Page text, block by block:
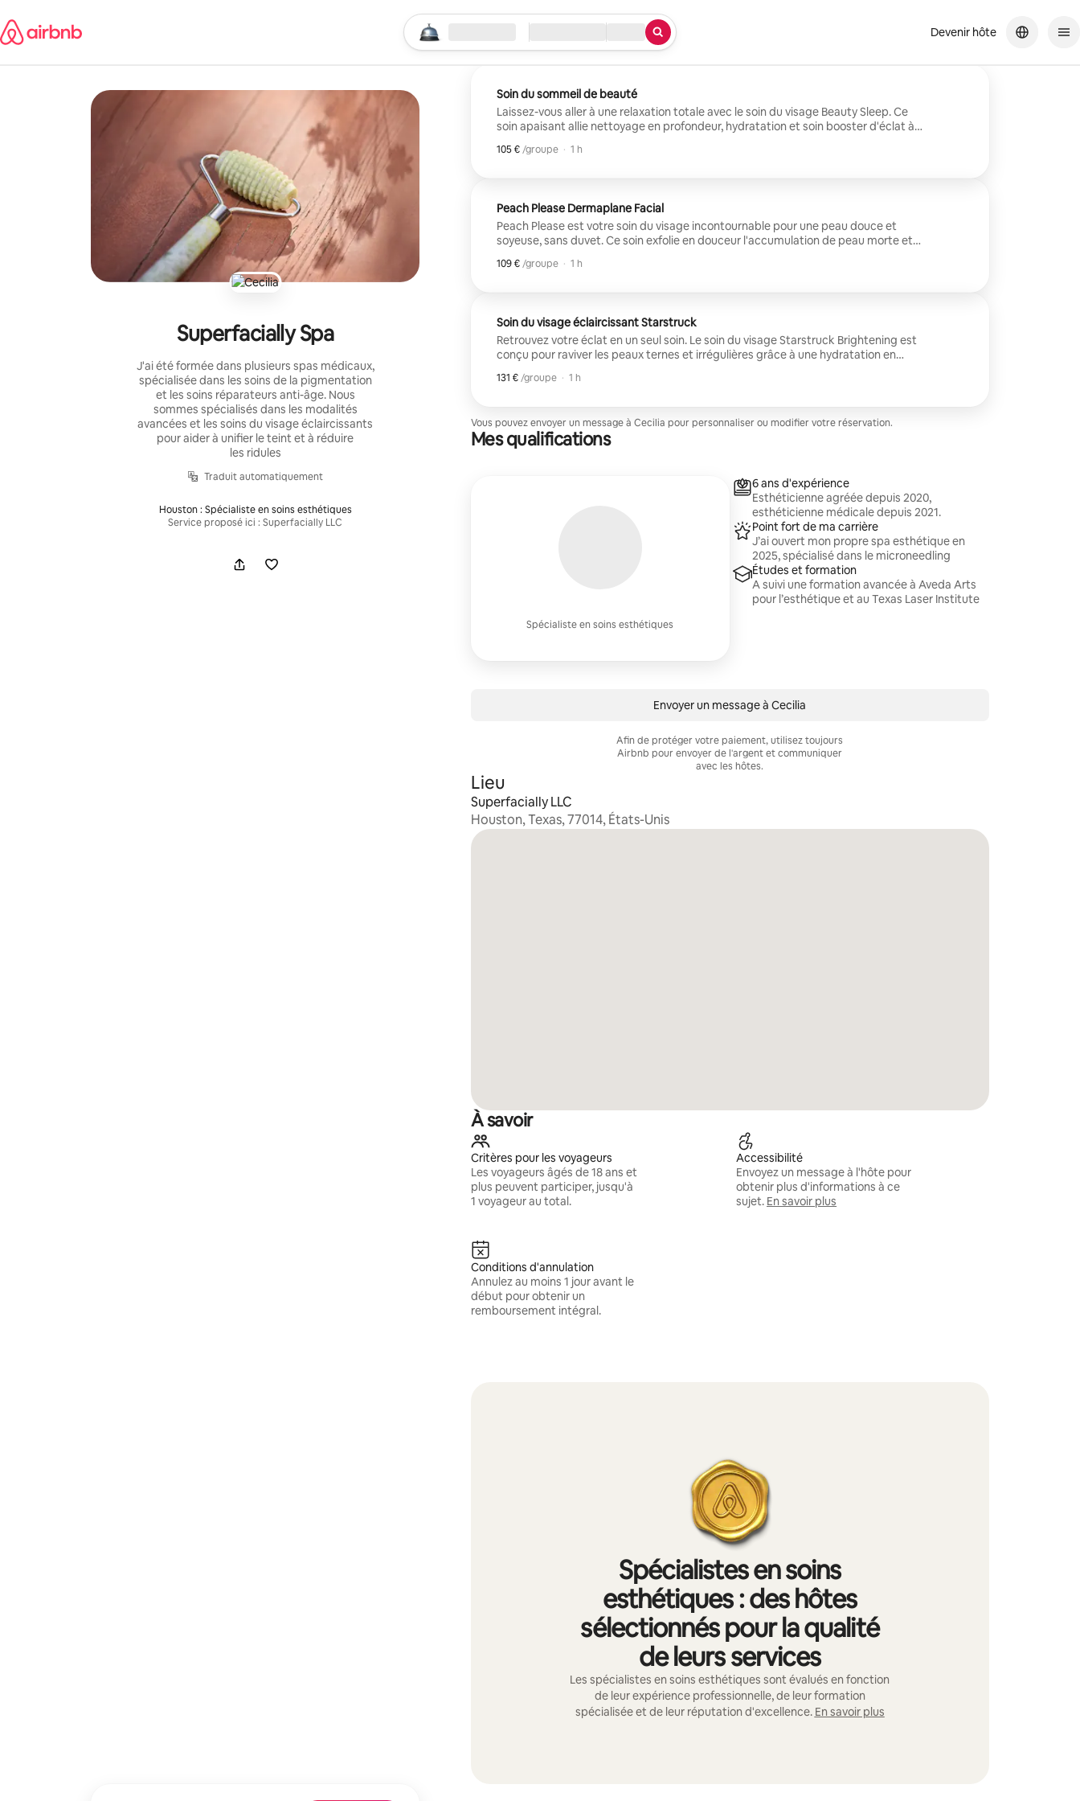
directement
au
Commencez votre recherche
Destination Arrivée/Départ Type de service Devenir hôte
Superfacially Spa
J'ai été formée dans plusieurs spas médicaux,
spécialisée dans les soins de la pigmentation
et les soins réparateurs anti-âge. Nous
sommes spécialisés dans les modalités
avancées et les soins du visage éclaircissants
pour aider à unifier le teint et à réduire
les ridules
Traduit automatiquement
Houston : Spécialiste en soins esthétiques
Service proposé ici : Superfacially LLC
Soin du sommeil de beauté
Laissez-vous aller à une relaxation totale avec le soin du visage Beauty Sleep. Ce
soin apaisant allie nettoyage en profondeur, hydratation et soin booster d'éclat à
pour faire disparaître les tensions et laisser votre peau rafraîchie et éclatante.
105 € /groupe
105 € par groupe
, · 1 h
Peach Please Dermaplane Facial
Peach Please est votre soin du visage incontournable pour une peau douce et
soyeuse, sans duvet. Ce soin exfolie en douceur l'accumulation de peau morte et
pour un teint instantanément plus lumineux et plus doux. Parfait avant les
109 € /groupe
109 € par groupe
, · 1 h
Soin du visage éclaircissant Starstruck
Retrouvez votre éclat en un seul soin. Le soin du visage Starstruck Brightening est
conçu pour raviver les peaux ternes et irrégulières grâce à une hydratation en
avancée, pour un teint plus lisse et plus éclatant. Parfait pour la pigmentation, les
131 € /groupe
131 € par groupe
, · 1 h
Vous pouvez envoyer un message à Cecilia pour personnaliser ou modifier votre réservation.
Mes qualifications
Spécialiste en soins esthétiques
6 ans d'expérience
Esthéticienne agréée depuis 2020,
esthéticienne médicale depuis 2021.
Point fort de ma carrière
J’ai ouvert mon propre spa esthétique en
2025, spécialisé dans le microneedling
Études et formation
A suivi une formation avancée à Aveda Arts
pour l’esthétique et au Texas Laser Institute
Envoyer un message à Cecilia
Afin de protéger votre paiement, utilisez toujours
Airbnb pour envoyer de l'argent et communiquer
avec les hôtes.
Lieu
Superfacially LLC
Houston, Texas, 77014, États-Unis
À savoir
Critères pour les voyageurs
Les voyageurs âgés de 18 ans et
plus peuvent participer, jusqu'à
1 voyageur au total.
Accessibilité
Envoyez un message à l'hôte pour
obtenir plus d'informations à ce
sujet. En savoir plus
Conditions d'annulation
Annulez au moins 1 jour avant le
début pour obtenir un
remboursement intégral.
Spécialistes en soins
esthétiques : des hôtes
sélectionnés pour la qualité
de leurs services
Les spécialistes en soins esthétiques sont évalués en fonction
de leur expérience professionnelle, de leur formation
spécialisée et de leur réputation d'excellence. En savoir plus